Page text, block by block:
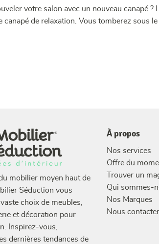
votre salon avec un nouveau canapé
canapé de relaxation. Vous tomberez sous
mobilier moyen haut de
Séduction vous
choix de meubles,
et décoration pour
Inspirez-vous,
dernières tendances de
À propos
Nos services
Offre du
Trouver un
Qui sommes-
Nos Marques
Nous contacter